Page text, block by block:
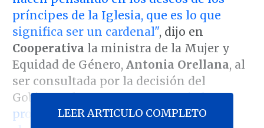
príncipes de la Iglesia, que es lo que
significa ser un cardenal", dijo en
Cooperativa la ministra de la Mujer y
Equidad de Género, Antonia Orellana, al
ser consultada por la decisión del
Gobierno deretrasar su anunciado
proyecto de despenalización total del
LEER ARTICULO COMPLETO